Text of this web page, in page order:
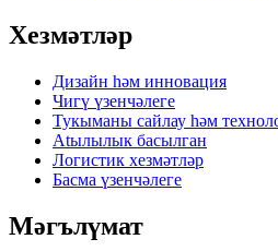
Хезмәтләр
Дизайн һәм инновация
Чигү үзенчәлеге
Тукыманы сайлау һәм
Atылылык басылган
Логистик хезмәтләр
Басма үзенчәлеге
Мәгълүмат